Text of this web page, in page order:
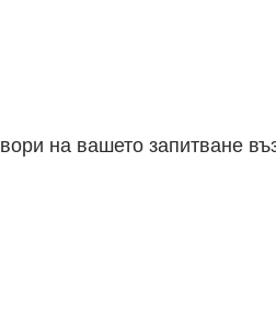
на вашето запитване